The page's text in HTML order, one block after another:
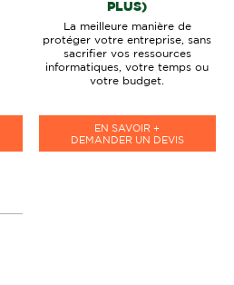
PLUS)
La meilleure manière de
protéger votre entreprise, sans
sacrifier vos ressources
informatiques, votre temps ou
votre budget.
EN SAVOIR +
DEMANDER UN DEVIS